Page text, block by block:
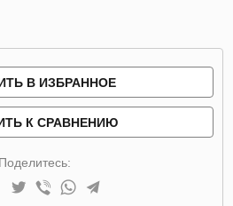
В ИЗБРАННОЕ
К СРАВНЕНИЮ
Поделитесь: